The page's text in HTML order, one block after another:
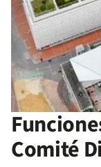
Comité